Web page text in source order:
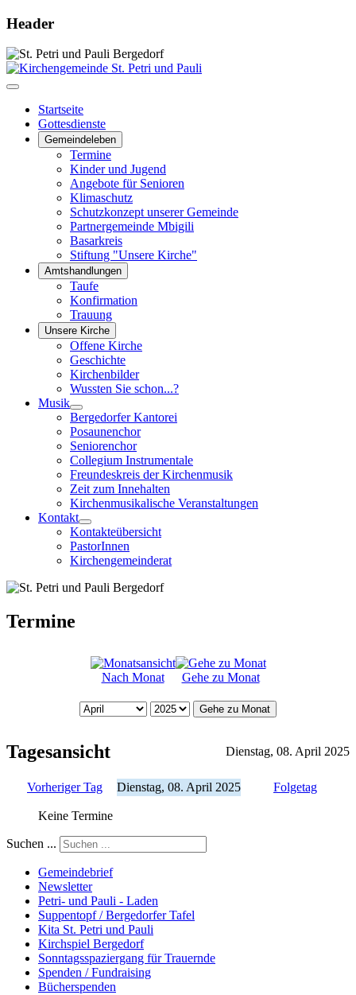
Header
Startseite
Gottesdienste
Gemeindeleben
Termine
Kinder und Jugend
Angebote für Senioren
Klimaschutz
Schutzkonzept unserer Gemeinde
Partnergemeinde Mbigili
Basarkreis
Stiftung "Unsere Kirche"
Amtshandlungen
Taufe
Konfirmation
Trauung
Unsere Kirche
Offene Kirche
Geschichte
Kirchenbilder
Wussten Sie schon...?
Musik
Bergedorfer Kantorei
Posaunenchor
Seniorenchor
Collegium Instrumentale
Freundeskreis der Kirchenmusik
Zeit zum Innehalten
Kirchenmusikalische Veranstaltungen
Kontakt
Kontakteübersicht
PastorInnen
Kirchengemeinderat
Termine
Nach Monat Gehe zu Monat
Gehe zu Monat
Tagesansicht Dienstag, 08. April 2025
Vorheriger Tag Dienstag, 08. April 2025 Folgetag
Keine Termine
Suchen ...
Gemeindebrief
Newsletter
Petri- und Pauli - Laden
Suppentopf / Bergedorfer Tafel
Kita St. Petri und Pauli
Kirchspiel Bergedorf
Sonntagsspaziergang für Trauernde
Spenden / Fundraising
Bücherspenden